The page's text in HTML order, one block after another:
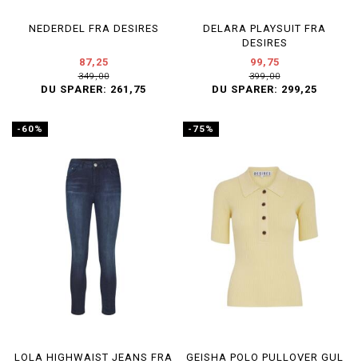
NEDERDEL FRA DESIRES
87,25
349,00
DU SPARER: 261,75
DELARA PLAYSUIT FRA
DESIRES
99,75
399,00
DU SPARER: 299,25
-60%
LOLA HIGHWAIST JEANS FRA
-75%
GEISHA POLO PULLOVER GUL